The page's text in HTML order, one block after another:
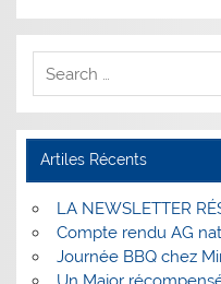
Artiles Récents
LA NEWSLETTER
Compte rendu AG
Journée BBQ chez